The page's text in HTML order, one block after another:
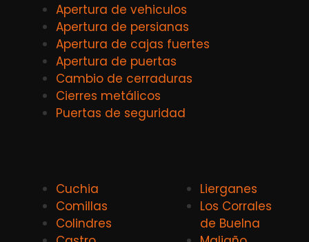
Apertura de vehiculos
Apertura de persianas
Apertura de cajas fuertes
Apertura de puertas
Cambio de cerraduras
Cierres metálicos
Puertas de seguridad
Cuchia
Comillas
Colindres
Lierganes
Los Corrales
de Buelna